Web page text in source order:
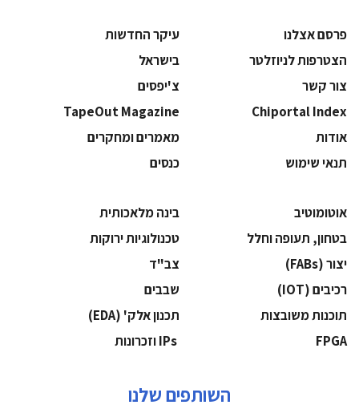
פרסם אצלנו
עיקר החדשות
הצטרפות לניוזלטר
בישראל
צור קשר
צ'יפסים
Chiportal Index
TapeOut Magazine
אודות
מאמרים ומחקרים
תנאי שימוש
כנסים
אוטומוטיב
בינה מלאכותית
בטחון, תעופה וחלל
‫טכנולוגיות ירוקות‬
‫יצור (‪(FABs‬‬
‫צב"ד‬
‫רכיבים‬ (IOT)
‫שבבים‬
‫תוכנות משובצות‬
‫תכנון אלק' (‪(EDA‬‬
‫‪FPGA‬‬
השותפים שלנו